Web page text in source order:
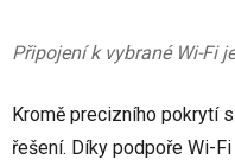
Připojení k vybrané Wi-Fi
Kromě precizního pokrytí
řešení. Díky podpoře Wi-